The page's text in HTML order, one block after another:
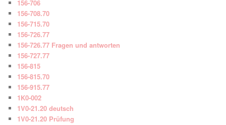
156-706
156-708.70
156-715.70
156-726.77
156-726.77 Fragen und antworten
156-727.77
156-815
156-815.70
156-915.77
1K0-002
1V0-21.20 deutsch
1V0-21.20 Prüfung